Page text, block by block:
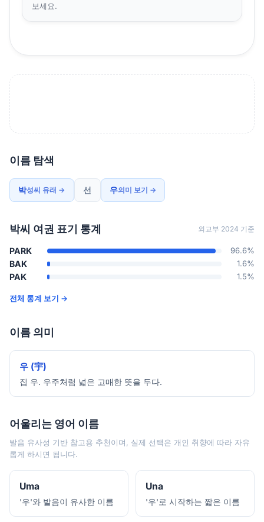
보세요.
이름 탐색
박성씨 유래 → 선 우의미 보기 →
박씨 여권 표기 통계 외교부 2024 기준
PARK 96.6%
BAK 1.6%
PAK 1.5%
전체 통계 보기 →
이름 의미
우 (宇)
집 우. 우주처럼 넓은 고매한 뜻을 두다.
어울리는 영어 이름
발음 유사성 기반 참고용 추천이며, 실제 선택은 개인 취향에 따라 자유
롭게 하시면 됩니다.
Uma
'우'와 발음이 유사한 이름
Una
'우'로 시작하는 짧은 이름